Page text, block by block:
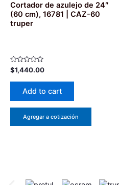
Cortador de azulejo de 24″
(60 cm), 16781 | CAZ-60
truper
Rated
0
out
$1,440.00
Add to cart
Agregar a cotización